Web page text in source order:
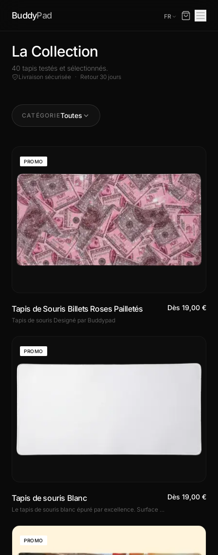
BuddyPad FR
La Collection
40 tapis testés et sélectionnés.
Livraison sécurisée · Retour 30 jours
CATÉGORIEToutes
PROMO
Tapis de Souris Billets Roses Pailletés
Tapis de souris Designé par Buddypad
Dès 19,00 €
PROMO
Tapis de souris Blanc
Le tapis de souris blanc épuré par excellence. Surface de précision, base caoutchouc antidérapante et bords cousus. Disponible en 3 formats dont le XXL. Idéal pour les setups blancs et bureaux clairs.
Dès 19,00 €
PROMO